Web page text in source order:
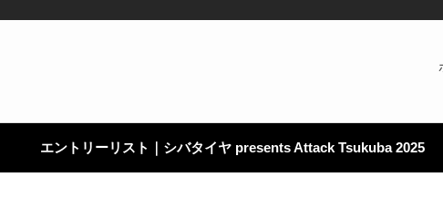
エントリーリスト｜シバタイヤ presents Attack Tsukuba 2025